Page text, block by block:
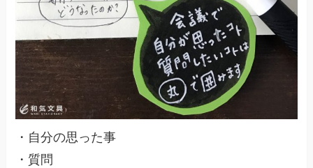
・自分の思った事
・質問